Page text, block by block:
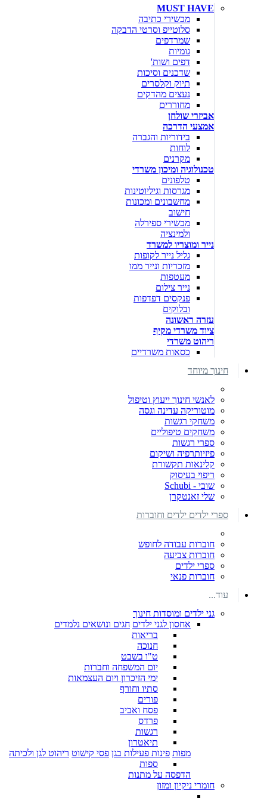
MUST HAVE
מכשירי כתיבה
סלוטייפ וסרטי הדבקה
שמרדפים
גומיות
דפים ושות'
שדכנים וסיכות
תיוק וקלסרים
נעצים מהדקים
מחוררים
אביזרי שולחן
אמצעי הדרכה
בידוריות והגברה
לוחות
מקרנים
טכנולוגיה ומיכון משרדי
טלפונים
מגרסות וגיליוטינות
מחשבונים ומכונות
חישוב
מכשירי ספירלה
ולמינציה
נייר ומוצריו למשרד
גליל נייר לקופות
מזכריות ונייר ממו
מעטפות
נייר צילום
פנקסים דפדפות
ובלוקים
עזרה ראשונה
ציוד משרדי מקיף
ריהוט משרדי
כסאות משרדיים
חינוך מיוחד
לאנשי חינוך ייעוץ וטיפול
מוטוריקה עדינה וגסה
משחקי רגשות
משחקים טיפוליים
ספרי רגשות
פיזיותרפיה ושיקום
קלינאות תקשורת
ריפוי בעיסוק
שובי - Schubi
שלי זאנטקרן
ספרי ילדים ילדים וחוברות
חוברות עבודה לחופש
חוברות צביעה
ספרי ילדים
חוברות פנאי
עוד...
גני ילדים ומוסדות חינוך
אחסון לגני ילדים חגים ונושאים נלמדים
בריאות
חנוכה
ט"ו בשבט
יום המשפחה וחברות
ימי הזיכרון ויום העצמאות
סתיו וחורף
פורים
פסח ואביב
פרדס
רגשות
תיאטרון
מפות פינות פעילות בגן פסי קישוט ריהוט לגן ולכיתה
ספות
הדפסה על מתנות
חומרי ניקיון ומזון